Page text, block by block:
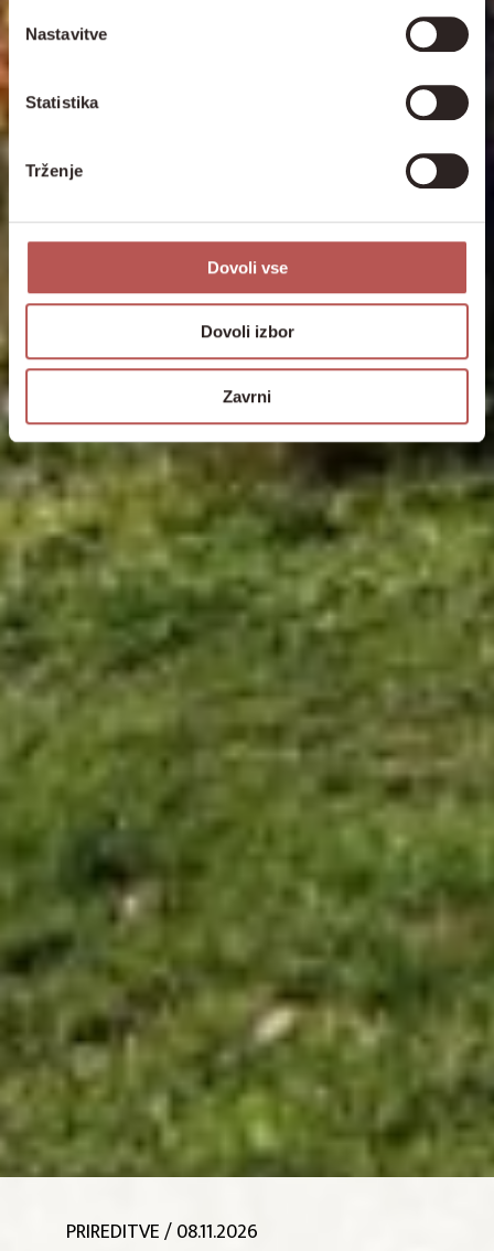
Nastavitve
Statistika
Trženje
Dovoli vse
Dovoli izbor
Zavrni
PRIREDITVE/ 08.11.2026